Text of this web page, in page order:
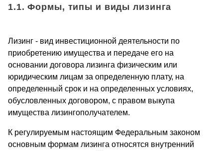
1.1. Формы, типы и виды лизинга
Лизинг - вид инвестиционной деятельности по
приобретению имущества и передаче его на
основании договора лизинга физическим или
юридическим лицам за определенную плату, на
определенный срок и на определенных условиях,
обусловленных договором, с правом выкупа
имущества лизингополучателем.
К регулируемым настоящим Федеральным законом
основным формам лизинга относятся внутренний